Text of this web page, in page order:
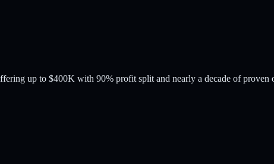
up to $400K with 90% profit split and nearly a decade of proven